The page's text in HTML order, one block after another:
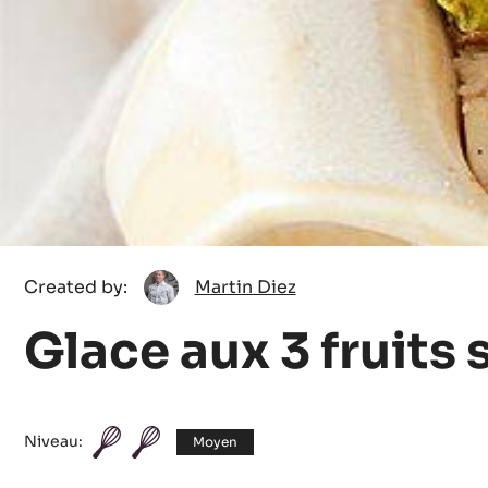
Created by:
Martin
Diez
Martin Diez
Glace aux 3 fruits
Niveau: Moyen